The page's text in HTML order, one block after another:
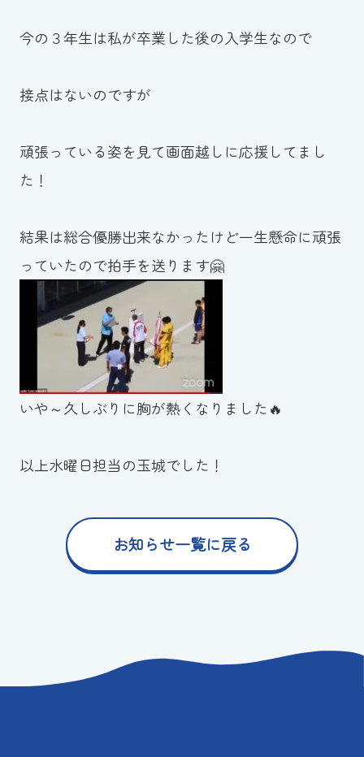
今の３年生は私が卒業した後の入学生なので
接点はないのですが
頑張っている姿を見て画面越しに応援してまし
た！
結果は総合優勝出来なかったけど一生懸命に頑張
っていたので拍手を送ります🤗
いや～久しぶりに胸が熱くなりました🔥
以上水曜日担当の玉城でした！
お知らせ一覧に戻る